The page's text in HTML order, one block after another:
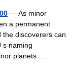
— As minor
a permanent
the discoverers can
s naming
planets …